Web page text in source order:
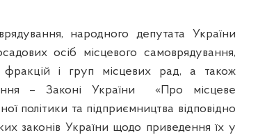
народного депутата України
осіб місцевого самоврядування,
фракцій і груп місцевих рад, а також
– Законі України
«Про місцеве
політики та підприємництва відповідно
законів України щодо приведення їх у